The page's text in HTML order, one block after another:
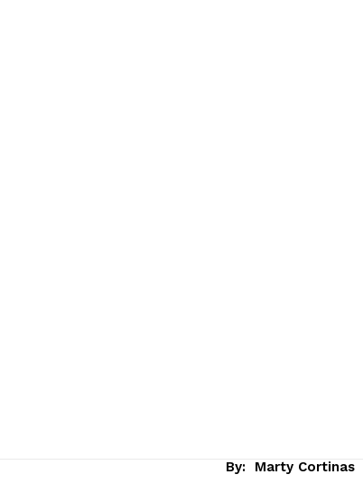
By: Marty Cortinas